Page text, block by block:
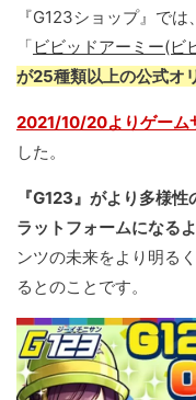
『G123ショップ』では、
「ビビッドアーミー(ビ
が25種類以上の公式オ
2021/10/20よりゲーム
した。
『G123』がより多様
ラットフォームになる
ンツの未来をより明る
るとのことです。